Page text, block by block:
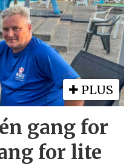
PLUS
gang for
for lite